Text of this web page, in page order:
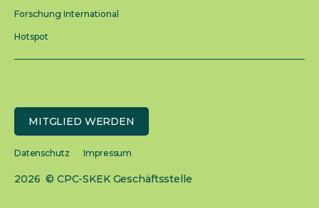
Forschung International
Hotspot
MITGLIED WERDEN
Datenschutz Impressum
2026 © CPC-SKEK Geschäftsstelle